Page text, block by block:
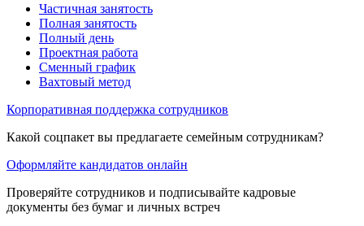
Частичная занятость
Полная занятость
Полный день
Проектная работа
Сменный график
Вахтовый метод
Корпоративная поддержка сотрудников
Какой соцпакет вы предлагаете семейным сотрудникам?
Оформляйте кандидатов онлайн
Проверяйте сотрудников и подписывайте кадровые
документы без бумаг и личных встреч